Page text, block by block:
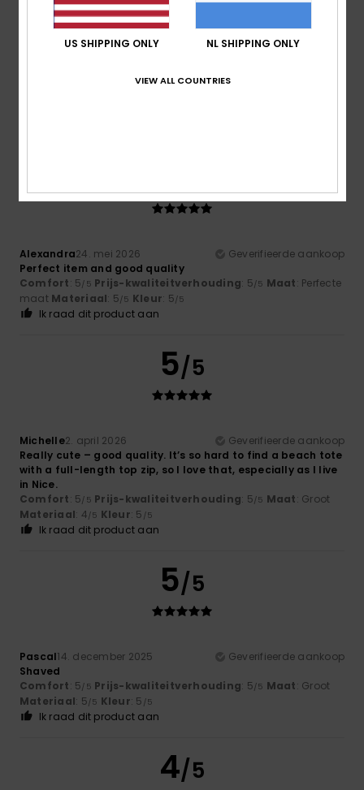
Good size and attractive design
Alexandra24. mei 2026
Geverifieerde aankoop
Perfect item and good quality
Comfort: 5/5 Prijs-kwaliteitverhouding: 5/5 Maat: Perfecte
maat Materiaal: 5/5 Kleur: 5/5
Ik raad dit product aan
5/5
Michelle2. april 2026
Geverifieerde aankoop
Really cute – good quality. It’s so hard to find a beach tote
with a full-length top zip, so I love that, especially as I live
in Nice.
Comfort: 5/5 Prijs-kwaliteitverhouding: 5/5 Maat: Groot
Materiaal: 4/5 Kleur: 5 /5
Ik raad dit product aan
5/5
Pascal14. december 2025
Geverifieerde aankoop
Shaved
Comfort: 5/5 Prijs-kwaliteitverhouding: 5/5 Maat: Groot
Materiaal: 5/5 Kleur: 5 /5
Ik raad dit product aan
4/5
US SHIPPING ONLY NL SHIPPING ONLY
VIEW ALL COUNTRIES